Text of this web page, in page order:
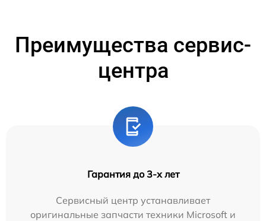
Преимущества сервис-
центра
Гарантия до 3-х лет
Сервисный центр устанавливает
оригинальные запчасти техники Microsoft и